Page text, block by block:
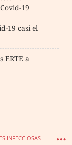
19
19 casi el
ERTE a
INFECCIOSAS